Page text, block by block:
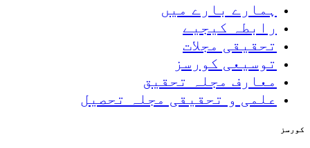
ہمارے بارے میں
رابطہ کیجیے
تحقیقی مجلات
توسیعی کورسز
معارف مجلہ تحقیق
علمی و تحقیقی مجلہ تحصیل
کورسز